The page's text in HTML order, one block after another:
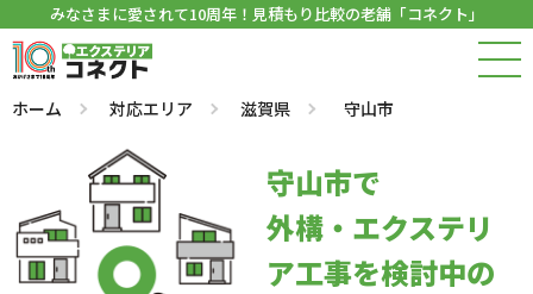
みなさまに愛されて10周年！見積もり比較の老舗「コネクト」
ホーム 対応エリア 滋賀県 守山市
守山市で
外構・エクステリ
ア工事を検討中の